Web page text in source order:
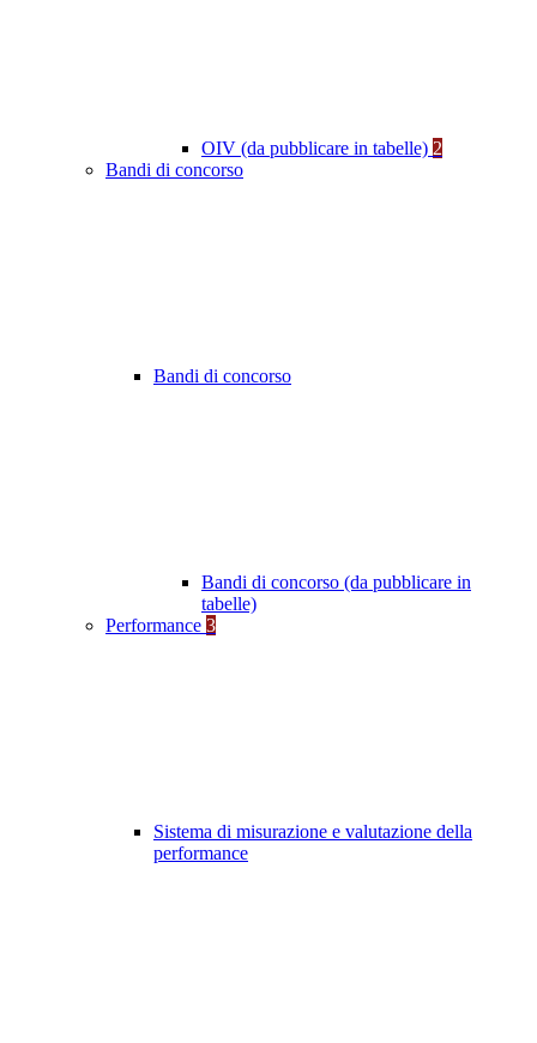
OIV (da pubblicare in tabelle) 2
Bandi di concorso
Bandi di concorso
Bandi di concorso (da pubblicare in
tabelle)
Performance 3
Sistema di misurazione e valutazione della
performance